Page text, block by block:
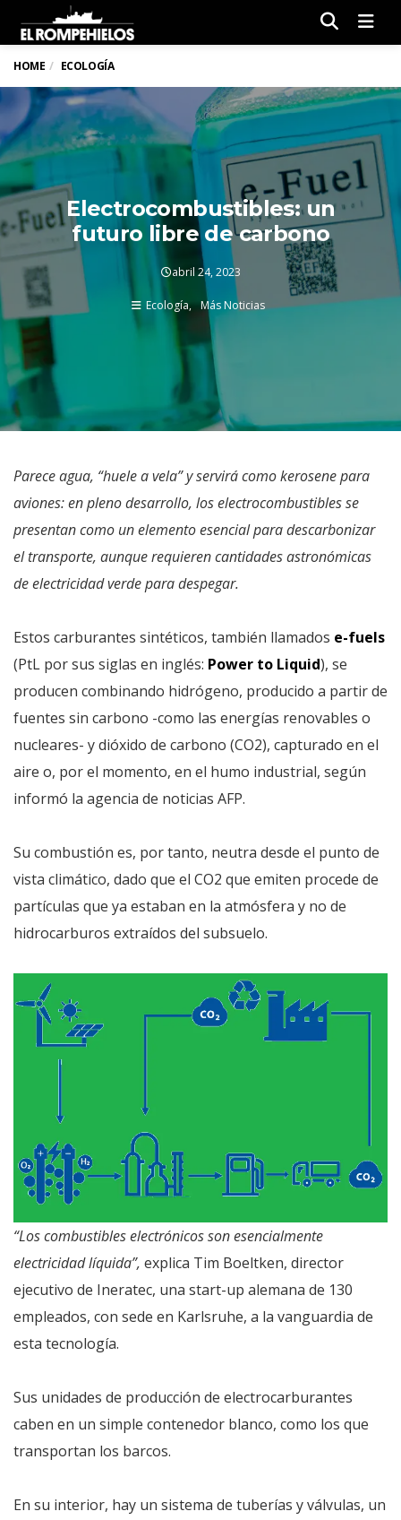
HOME ECOLOGÍA
Electrocombustibles: un
futuro libre de carbono
abril 24, 2023
Ecología Más Noticias
Parece agua, “huele a vela” y servirá como kerosene para
aviones: en pleno desarrollo, los electrocombustibles se
presentan como un elemento esencial para descarbonizar
el transporte, aunque requieren cantidades astronómicas
de electricidad verde para despegar.
Estos carburantes sintéticos, también llamados e-fuels
(PtL por sus siglas en inglés: Power to Liquid), se
producen combinando hidrógeno, producido a partir de
fuentes sin carbono -como las energías renovables o
nucleares- y dióxido de carbono (CO2), capturado en el
aire o, por el momento, en el humo industrial, según
informó la agencia de noticias AFP.
Su combustión es, por tanto, neutra desde el punto de
vista climático, dado que el CO2 que emiten procede de
partículas que ya estaban en la atmósfera y no de
hidrocarburos extraídos del subsuelo.
“Los combustibles electrónicos son esencialmente
electricidad líquida”, explica Tim Boeltken, director
ejecutivo de Ineratec, una start-up alemana de 130
empleados, con sede en Karlsruhe, a la vanguardia de
esta tecnología.
Sus unidades de producción de electrocarburantes
caben en un simple contenedor blanco, como los que
transportan los barcos.
En su interior, hay un sistema de tuberías y válvulas, un